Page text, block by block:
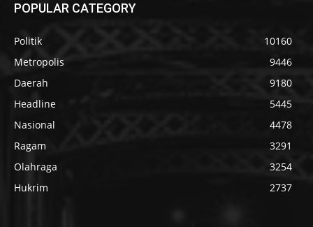
POPULAR CATEGORY
Politik
10160
Metropolis
9446
Daerah
9180
Headline
5445
Nasional
4478
Ragam
3291
Olahraga
3254
Hukrim
2737